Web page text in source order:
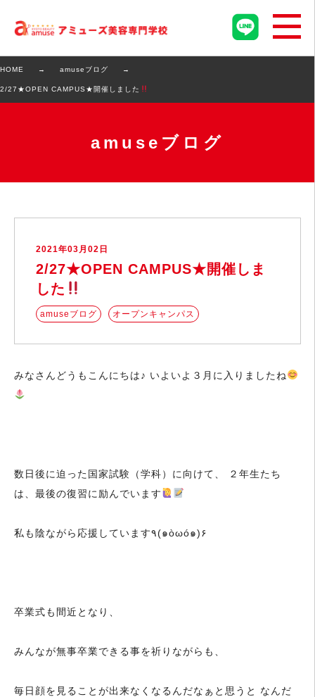
HOME amuseブログ
2/27★OPEN CAMPUS★開催しました
amuseブログ
2021年03月02日
2/27★OPEN CAMPUS★開催しま
した
amuseブログ オープンキャンパス
みなさんどうもこんにちは♪ いよいよ３月に入りましたね
数日後に迫った国家試験（学科）に向けて、 ２年生たち
は、最後の復習に励んでいます
私も陰ながら応援しています٩(๑òωó๑)۶
卒業式も間近となり、
みんなが無事卒業できる事を祈りながらも、
毎日顔を見ることが出来なくなるんだなぁと思うと なんだ